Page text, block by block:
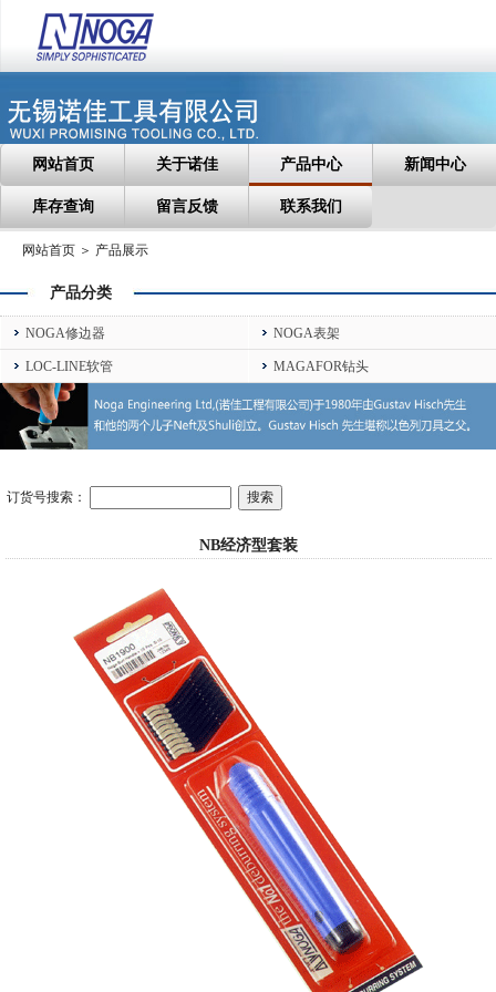
网站首页 关于诺佳 产品中心 新闻中心
库存查询 留言反馈 联系我们
网站首页 ＞ 产品展示
产品分类
NOGA修边器 NOGA表架
LOC-LINE软管 MAGAFOR钻头
订货号搜索：
NB经济型套装